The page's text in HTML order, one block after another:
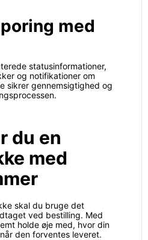
med
statusinformationer,
og notifikationer om
sikrer gennemsigtighed og
du en
med
skal du bruge det
ved bestilling. Med
holde øje med, hvor din
den forventes leveret.